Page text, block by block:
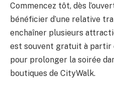
Commencez tôt, dès
bénéficier d’une relative
enchaîner plusieurs
est souvent gratuit à partir
pour prolonger la soirée
boutiques de CityWalk.